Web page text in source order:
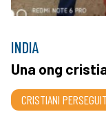
INDIA
Una ong
CRISTIANI